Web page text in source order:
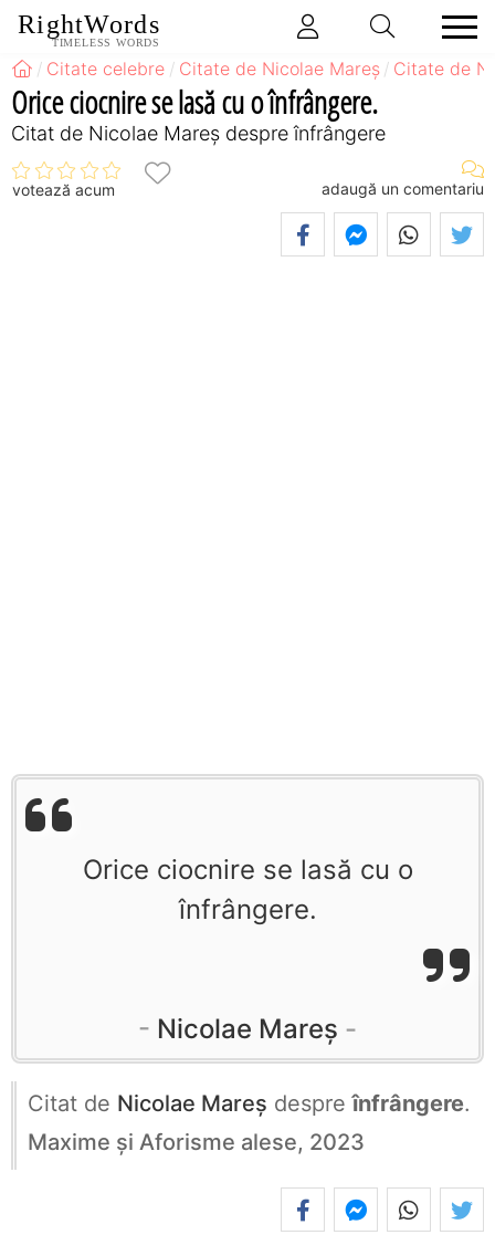
RightWords
TIMELESS WORDS
Citate celebre Citate de Nicolae Mareș Citate de
Orice ciocnire se lasă cu o înfrângere.
Citat de Nicolae Mareș despre înfrângere
votează acum adaugă un comentariu
Orice ciocnire se lasă cu o
înfrângere.
Nicolae Mareș
Citat de Nicolae Mareș despreînfrângere.
Maxime și Aforisme alese, 2023